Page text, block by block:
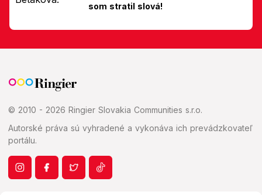
som stratil slová!
© 2010 - 2026 Ringier Slovakia Communities s.r.o.
Autorské práva sú vyhradené a vykonáva ich prevádzkovateľ
portálu.